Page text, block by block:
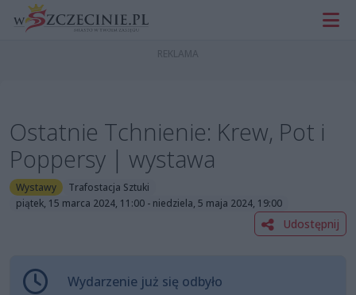
Ostatnie Tchnienie: Krew, Pot i
Poppersy | wystawa
Wystawy
Trafostacja Sztuki
piątek, 15 marca 2024, 11:00 - niedziela, 5 maja 2024, 19:00
Udostępnij
Wydarzenie już się odbyło